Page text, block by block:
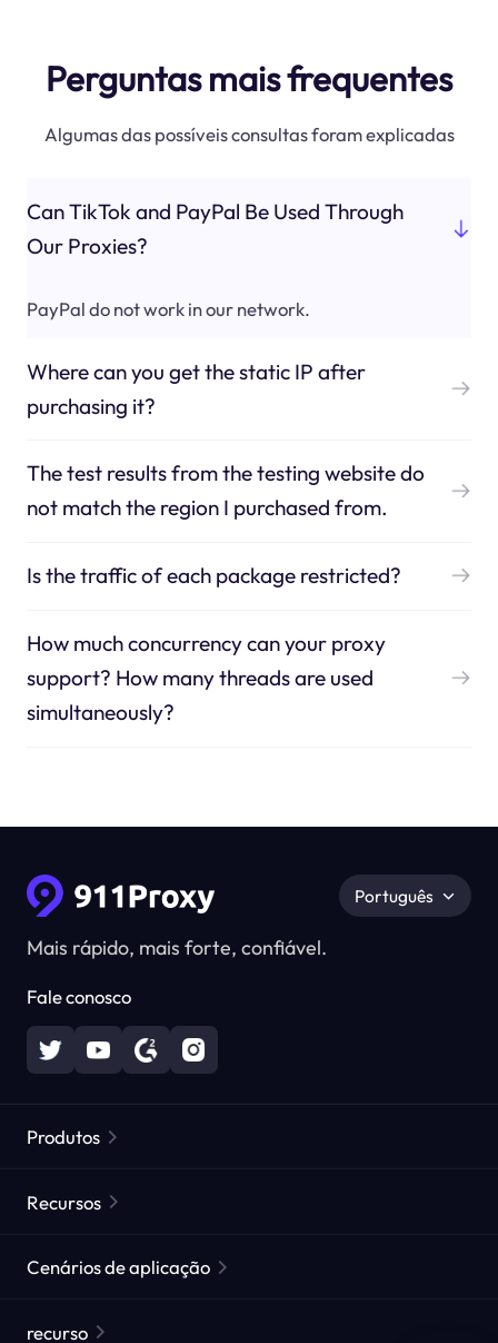
Perguntas mais frequentes
Algumas das possíveis consultas foram explicadas
Can TikTok and PayPal Be Used Through
Our Proxies?
PayPal do not work in our network.
Where can you get the static IP after
purchasing it?
The test results from the testing website do
not match the region I purchased from.
Is the traffic of each package restricted?
How much concurrency can your proxy
support? How many threads are used
simultaneously?
Mais rápido, mais forte, confiável.
Fale conosco
Português
Produtos
Proxies Residenciais Estáticos
Recursos
Proxy para ISP
Cenários de aplicação
recurso